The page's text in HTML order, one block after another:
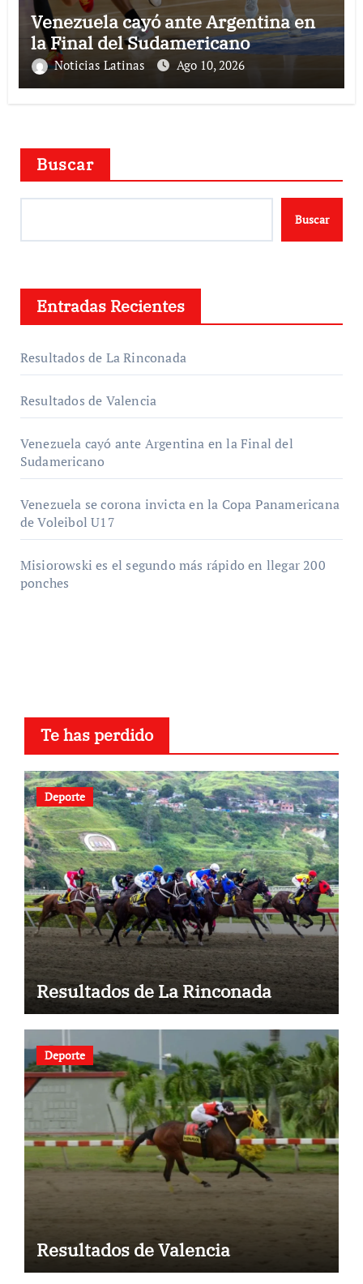
Venezuela cayó ante Argentina en
la Final del Sudamericano
Noticias Latinas Ago 10, 2026
Buscar
Buscar
Entradas Recientes
Resultados de La Rinconada
Resultados de Valencia
Venezuela cayó ante Argentina en la Final del
Sudamericano
Venezuela se corona invicta en la Copa Panamericana
de Voleibol U17
Misiorowski es el segundo más rápido en llegar 200
ponches
Te has perdido
Deporte
Resultados de La Rinconada
Deporte
Resultados de Valencia